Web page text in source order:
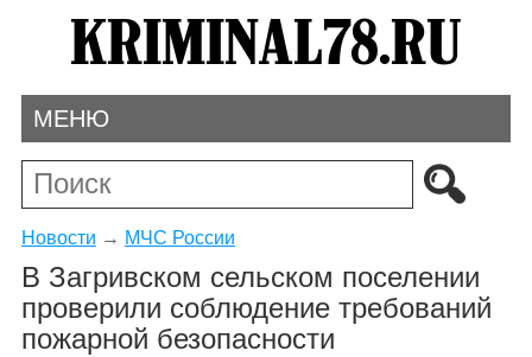
МЕНЮ
Новости → МЧС России
В Загривском сельском поселении
проверили соблюдение требований
пожарной безопасности